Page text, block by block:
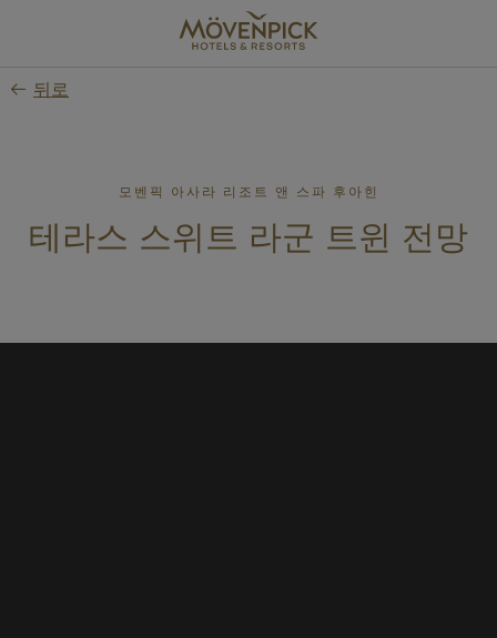
content
뒤로
모벤픽 아사라 리조트 앤 스파 후아힌
테라스 스위트 라군 트윈 전망